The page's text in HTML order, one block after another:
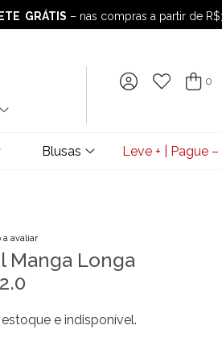
GRÁTIS – nas compras a partir de
GRÁTIS– nas compras a partir de
0
Blusas Leve + | Pague –
a avaliar
Manga Longa
e indisponível.